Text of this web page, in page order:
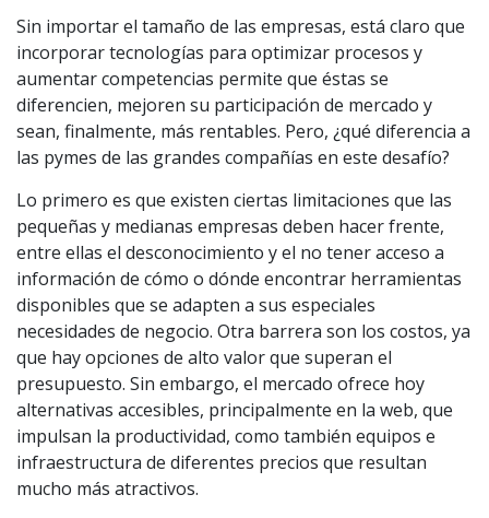
Sin importar el tamaño de las empresas, está claro que
incorporar tecnologías para optimizar procesos y
aumentar competencias permite que éstas se
diferencien, mejoren su participación de mercado y
sean, finalmente, más rentables. Pero, ¿qué diferencia a
las pymes de las grandes compañías en este desafío?
Lo primero es que existen ciertas limitaciones que las
pequeñas y medianas empresas deben hacer frente,
entre ellas el desconocimiento y el no tener acceso a
información de cómo o dónde encontrar herramientas
disponibles que se adapten a sus especiales
necesidades de negocio. Otra barrera son los costos, ya
que hay opciones de alto valor que superan el
presupuesto. Sin embargo, el mercado ofrece hoy
alternativas accesibles, principalmente en la web, que
impulsan la productividad, como también equipos e
infraestructura de diferentes precios que resultan
mucho más atractivos.